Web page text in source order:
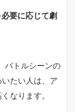
要に応じて劇
バトルシーンの
たい人は、ア
なります。